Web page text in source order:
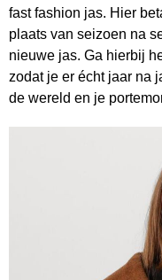
fast fashion jas. Hier
plaats van seizoen na
nieuwe jas. Ga hierbij
zodat je er écht jaar na
de wereld en je